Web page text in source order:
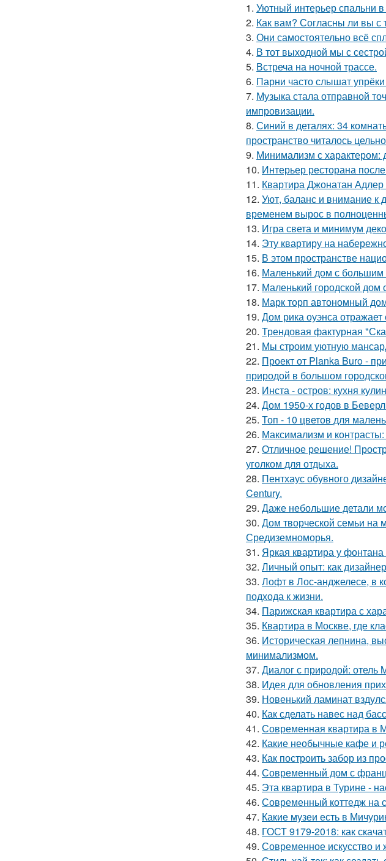
1. Уютный интерьер спальни
2. Как вам? Согласны ли вы с
3. Они самостоятельно всё
4. В тот выходной мы с
5. Встреча на ночной трассе.
6. Парни часто слышат
7. Музыка стала отправной
импровизации.
8. Синий в деталях: 34
пространство читалось
9. Минимализм с характером:
10. Интерьер ресторана
11. Квартира Джонатан
12. Уют, баланс и внимание к
временем вырос в
13. Игра света и минимум
14. Эту квартиру на
15. В этом пространстве
16. Маленький дом с большим
17. Маленький городской дом
18. Марк торп автономный
19. Дом рика оуэнса отражает
20. Трендовая фактурная
21. Мы строим уютную
22. Проект от Planka Buro -
природой в большом
23. Инста - остров: кухня
24. Дом 1950-х годов в
25. Топ - 10 цветов для
26. Максимализм и
27. Отличное решение!
уголком для отдыха.
28. Пентхаус обувного
Century.
29. Даже небольшие детали
30. Дом творческой семьи на
Средиземноморья.
31. Яркая квартира у
32. Личный опыт: как
33. Лофт в Лос-анджелесе, в
подхода к жизни.
34. Парижская квартира с
35. Квартира в Москве, где
36. Историческая лепнина,
минимализмом.
37. Диалог с природой: отель
38. Идея для обновления
39. Новенький ламинат
40. Как сделать навес над
41. Современная квартира в
42. Какие необычные кафе и
43. Как построить забор из
44. Современный дом с
45. Эта квартира в Турине -
46. Современный коттедж на
47. Какие музеи есть в
48. ГОСТ 9179-2018: как
49. Современное искусство и